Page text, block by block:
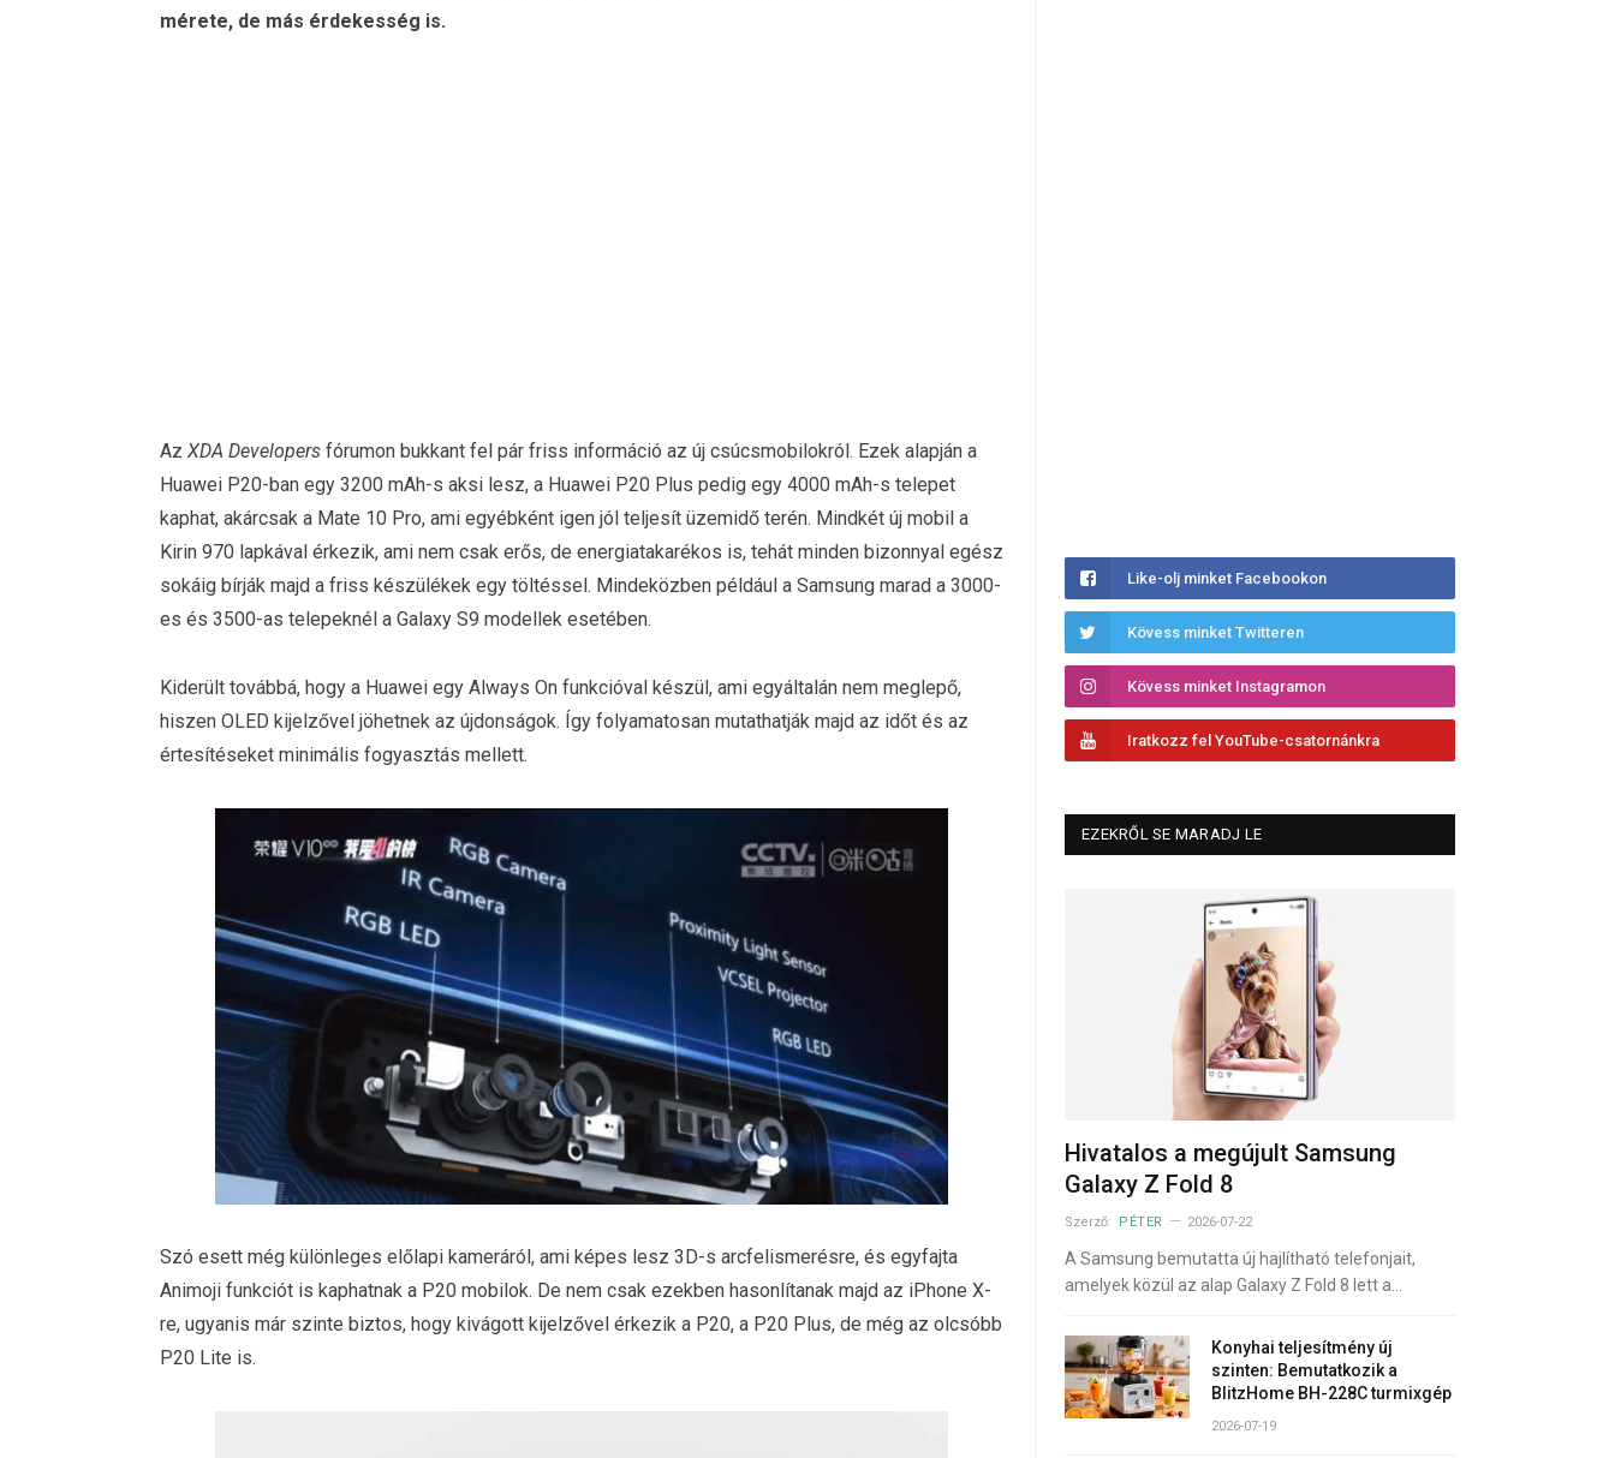
mérete, de más érdekesség is.
Az XDA Developers fórumon bukkant fel pár friss információ az új csúcsmobilokról. Ezek alapján a
Huawei P20-ban egy 3200 mAh-s aksi lesz, a Huawei P20 Plus pedig egy 4000 mAh-s telepet
kaphat, akárcsak a Mate 10 Pro, ami egyébként igen jól teljesít üzemidő terén. Mindkét új mobil a
Kirin 970 lapkával érkezik, ami nem csak erős, de energiatakarékos is, tehát minden bizonnyal egész
sokáig bírják majd a friss készülékek egy töltéssel. Mindeközben például a Samsung marad a 3000-
es és 3500-as telepeknél a Galaxy S9 modellek esetében.
Kiderült továbbá, hogy a Huawei egy Always On funkcióval készül, ami egyáltalán nem meglepő,
hiszen OLED kijelzővel jöhetnek az újdonságok. Így folyamatosan mutathatják majd az időt és az
értesítéseket minimális fogyasztás mellett.
Szó esett még különleges előlapi kameráról, ami képes lesz 3D-s arcfelismerésre, és egyfajta
Animoji funkciót is kaphatnak a P20 mobilok. De nem csak ezekben hasonlítanak majd az iPhone X-
re, ugyanis már szinte biztos, hogy kivágott kijelzővel érkezik a P20, a P20 Plus, de még az olcsóbb
P20 Lite is.
Like-olj minket Facebookon
Kövess minket Twitteren
Kövess minket Instagramon
Iratkozz fel YouTube-csatornánkra
EZEKRŐL SE MARADJ LE
Hivatalos a megújult Samsung
Galaxy Z Fold 8
Szerző: PÉTER 2026-07-22
A Samsung bemutatta új hajlítható telefonjait,
amelyek közül az alap Galaxy Z Fold 8 lett a…
Konyhai teljesítmény új
szinten: Bemutatkozik a
BlitzHome BH-228C turmixgép
2026-07-19